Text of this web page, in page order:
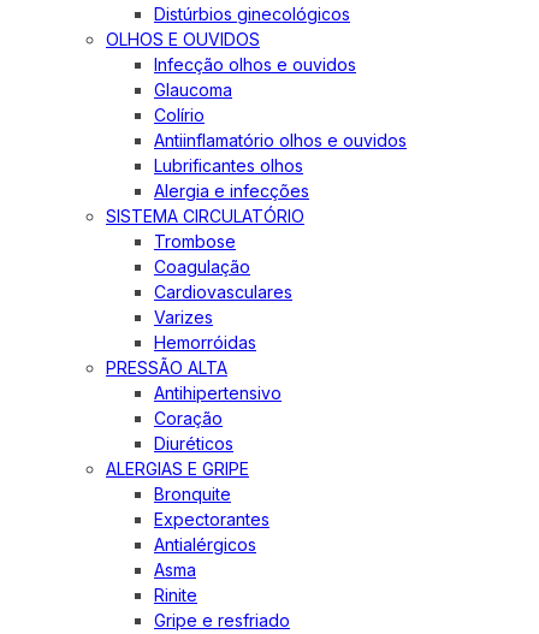
Distúrbios ginecológicos
OLHOS E OUVIDOS
Infecção olhos e ouvidos
Glaucoma
Colírio
Antiinflamatório olhos e ouvidos
Lubrificantes olhos
Alergia e infecções
SISTEMA CIRCULATÓRIO
Trombose
Coagulação
Cardiovasculares
Varizes
Hemorróidas
PRESSÃO ALTA
Antihipertensivo
Coração
Diuréticos
ALERGIAS E GRIPE
Bronquite
Expectorantes
Antialérgicos
Asma
Rinite
Gripe e resfriado